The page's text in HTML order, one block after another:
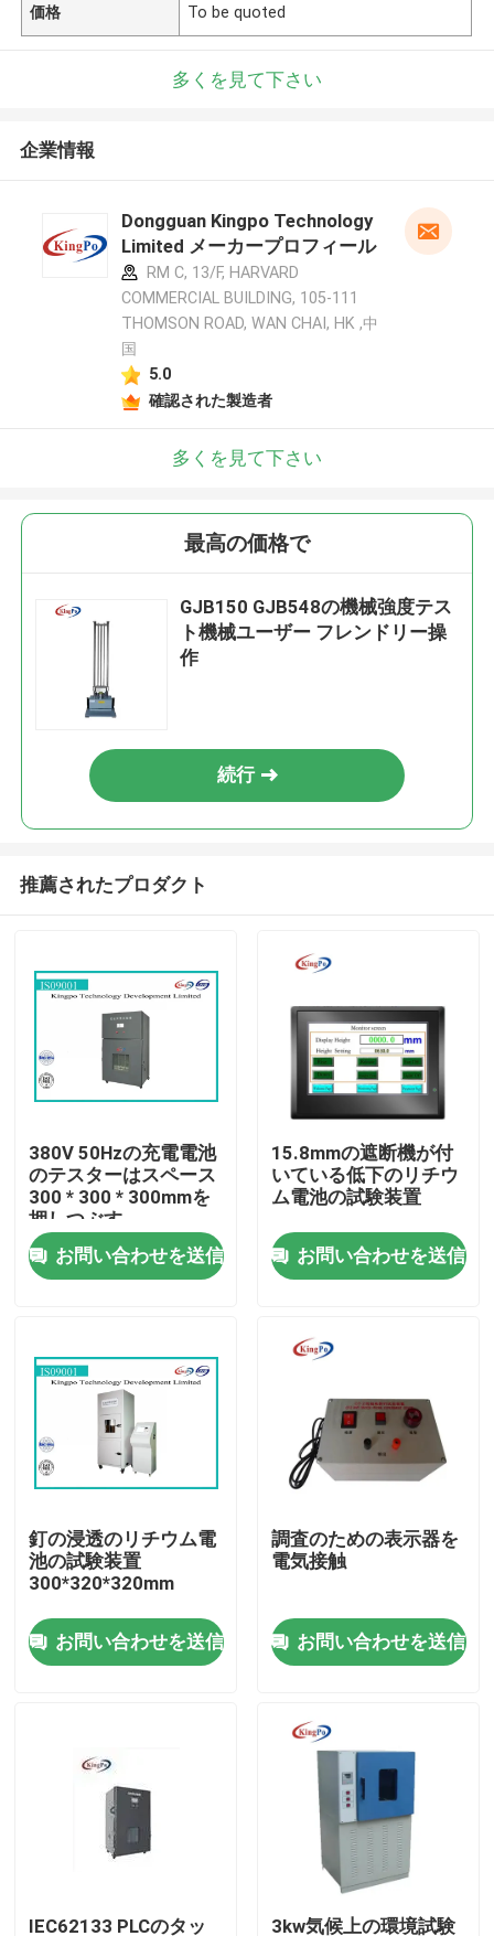
プロダクト
私達について
品質管理
私達に連絡しなさい
IECの試験装置
医学の試験装置
進入保護試験装置
価格 To be quoted
多くを見て下さい
企業情報
Dongguan Kingpo Technology
Limited メーカープロフィール
RM C, 13/F, HARVARD
COMMERCIAL BUILDING, 105-111
THOMSON ROAD, WAN CHAI, HK ,中
国
5.0
確認された製造者
多くを見て下さい
最高の価格で
GJB150 GJB548の機械強度テス
ト機械ユーザー フレンドリー操
作
続行
推薦されたプロダクト
380V 50Hzの充電電池
のテスターはスペース
300 * 300 * 300mmを
押しつぶす
お問い合わせを送信
15.8mmの遮断機が付
いている低下のリチウ
ム電池の試験装置
お問い合わせを送信
釘の浸透のリチウム電
池の試験装置
300*320*320mm
お問い合わせを送信
調査のための表示器を
電気接触
お問い合わせを送信
IEC62133 PLCのタッ 3kw気候上の環境試験